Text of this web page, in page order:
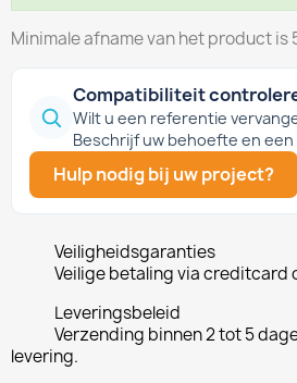
Minimale afname van het product is
Compatibiliteit
Wilt u een referentie
Beschrijf uw behoefte en
Hulp nodig bij uw project?
Veiligheidsgaranties
Veilige betaling via creditcard
Leveringsbeleid
Verzending binnen 2 tot 5
levering.